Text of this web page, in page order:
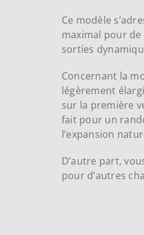
Ce modèle
maximal pour
sorties
Concernant la
légèrement
sur la première
fait pour un
l’expansion
D’autre part,
pour d’autres